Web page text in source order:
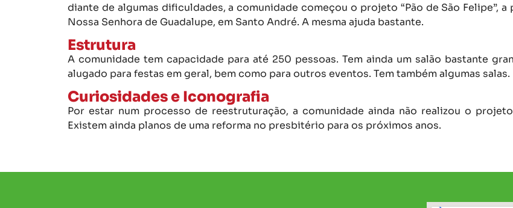
diante de algumas dificuldades, a comunidade começou o projeto “Pão de São Felipe”,
Nossa Senhora de Guadalupe, em Santo André. A mesma ajuda bastante.
Estrutura
A comunidade tem capacidade para até 250 pessoas. Tem ainda um salão bastante
alugado para festas em geral, bem como para outros eventos. Tem também algumas salas.
Curiosidades e Iconografia
Por estar num processo de reestruturação, a comunidade ainda não realizou o
Existem ainda planos de uma reforma no presbitério para os próximos anos.